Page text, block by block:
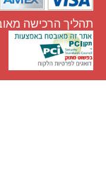
תהליך הרכישה